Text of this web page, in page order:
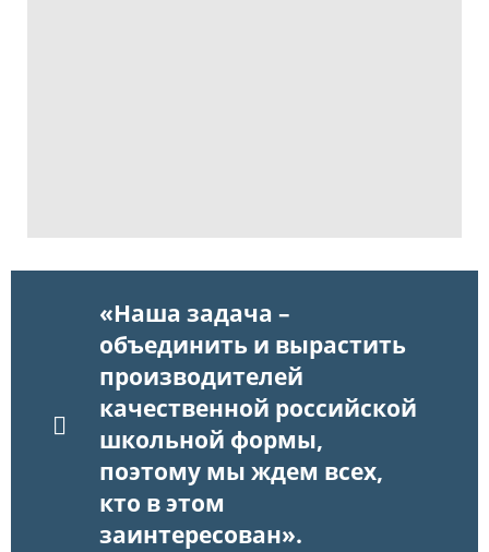
«Наша задача –
объединить и вырастить
производителей
качественной российской
школьной формы,
поэтому мы ждем всех,
кто в этом
заинтересован».